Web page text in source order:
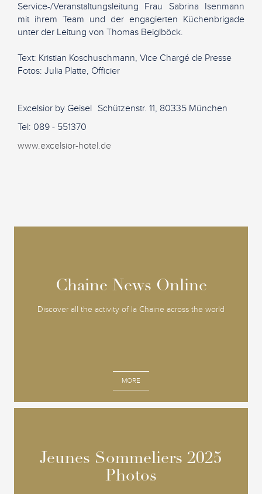
Service-/Veranstaltungsleitung Frau Sabrina Isenmann
mit ihrem Team und der engagierten Küchenbrigade
unter der Leitung von Thomas Beiglböck.
Text: Kristian Koschuschmann, Vice Chargé de Presse
Fotos: Julia Platte, Officier
Excelsior by Geisel Schützenstr. 11, 80335 München
Tel: 089 - 551370
www.excelsior-hotel.de
Chaine News Online
Discover all the activity of la Chaine across the world
MORE
Chaine News Online
Jeunes Sommeliers 2025
Photos
Jeunes Sommeliers 2025
Photos